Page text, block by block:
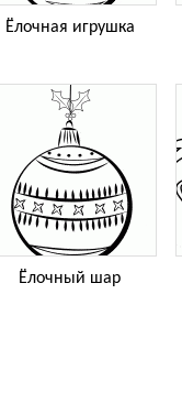
Ёлочная игрушка
Ёлочный шар